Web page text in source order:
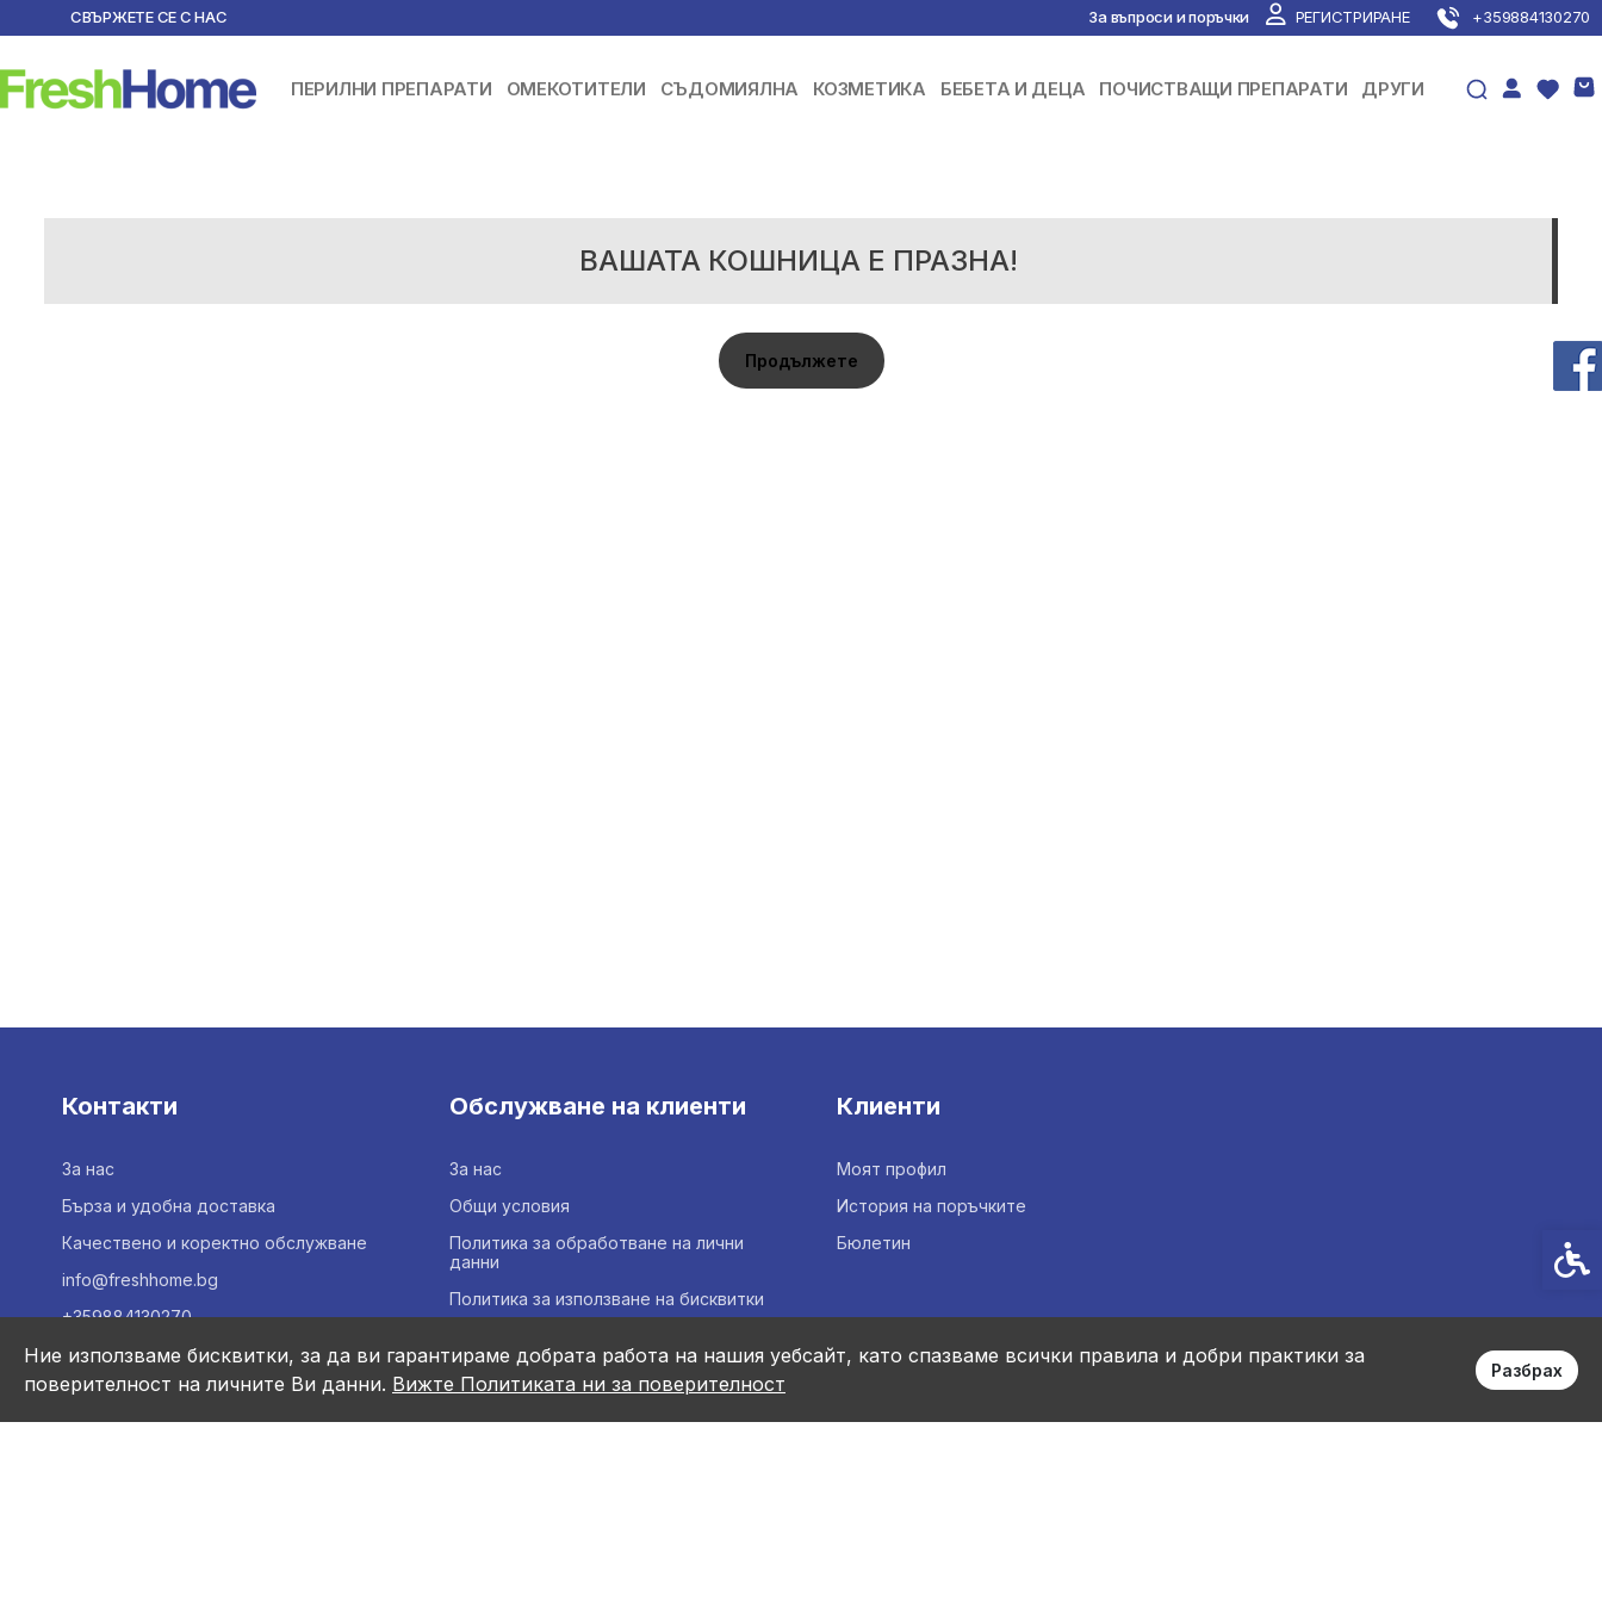
За въпроси и поръчки РЕГИСТРИРАНЕ +359884130270
СВЪРЖЕТЕ СЕ С НАС
ПЕРИЛНИ ПРЕПАРАТИ ОМЕКОТИТЕЛИ ПОЧИСТВАЩИ ПРЕПАРАТИ
СЪДОМИЯЛНА КОЗМЕТИКА БЕБЕТА И ДЕЦА ДРУГИ
ВАШАТА КОШНИЦА Е ПРАЗНА!
Продължете
Ние използваме бисквитки, за да ви гарантираме добрата работа на нашия уебсайт, като спазваме всички правила и добри практики за
поверителност на личните Ви данни. Вижте Политиката ни за поверителност
Разбрах
Контакти
За нас
Бърза и удобна доставка
Качествено и коректно обслужване
info@freshhome.bg
+359884130270
Обслужване на клиенти
За нас
Общи условия
Политика за обработване на лични
данни
Политика за използване на бисквитки
Карта на сайта
Клиенти
Моят профил
История на поръчките
Бюлетин